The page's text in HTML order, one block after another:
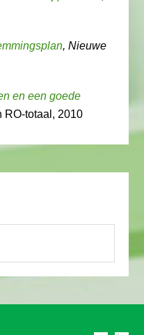
, Nieuwe
en een goede
RO-totaal, 2010